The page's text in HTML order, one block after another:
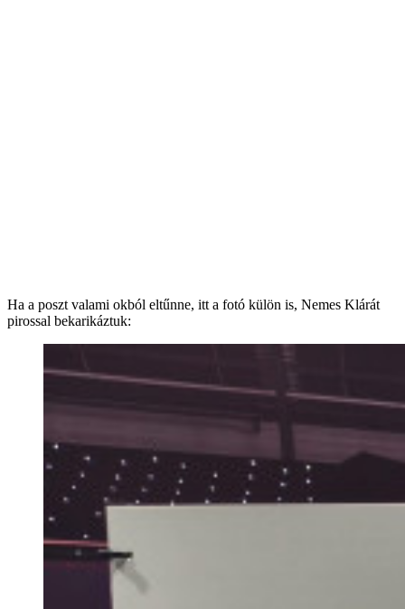
Ha a poszt valami okból eltűnne, itt a fotó külön is, Nemes Klárát
pirossal bekarikáztuk: